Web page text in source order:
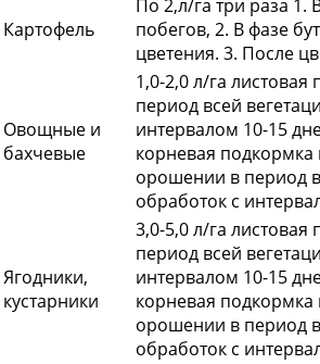
Картофель
По 2,л/га три раза 1.
побегов, 2. В фазе
цветения. 3. После
Овощные и
бахчевые
1,0-2,0 л/га листовая
период всей
интервалом 10-15
корневая подкормка
орошении в период
обработок с
Ягодники,
кустарники
3,0-5,0 л/га листовая
период всей
интервалом 10-15
корневая подкормка
орошении в период
обработок с